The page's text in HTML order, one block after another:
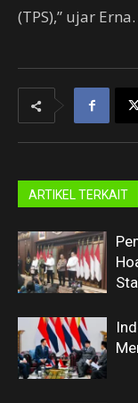
(TPS),” ujar Erna.
ARTIKEL TERKAIT